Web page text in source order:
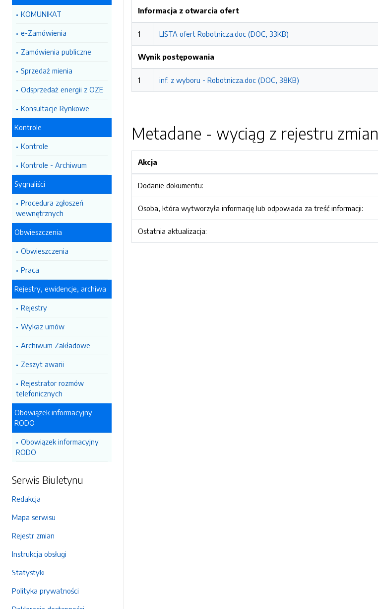
KOMUNIKAT
e-Zamówienia
Zamówienia publiczne
Sprzedaż mienia
Odsprzedaż energii z OZE
Konsultacje Rynkowe
Kontrole
Kontrole
Kontrole - Archiwum
Sygnaliści
Procedura zgłoszeń
wewnętrznych
Obwieszczenia
Obwieszczenia
Praca
Rejestry, ewidencje, archiwa
Rejestry
Wykaz umów
Archiwum Zakładowe
Zeszyt awarii
Rejestrator rozmów
telefonicznych
Obowiązek informacyjny
RODO
Obowiązek informacyjny
RODO
Serwis Biuletynu
Redakcja
Mapa serwisu
Rejestr zmian
Instrukcja obsługi
Statystyki
Polityka prywatności
Informacja z otwarcia ofert
1 LISTA ofert Robotnicza.doc (DOC, 33KB)
Wynik postępowania
1 inf. z wyboru - Robotnicza.doc (DOC, 38KB)
Metadane - wyciąg z rejestru zmian
Akcja
Dodanie dokumentu:
Osoba, która wytworzyła informację lub odpowiada za treść informacji:
Ostatnia aktualizacja: